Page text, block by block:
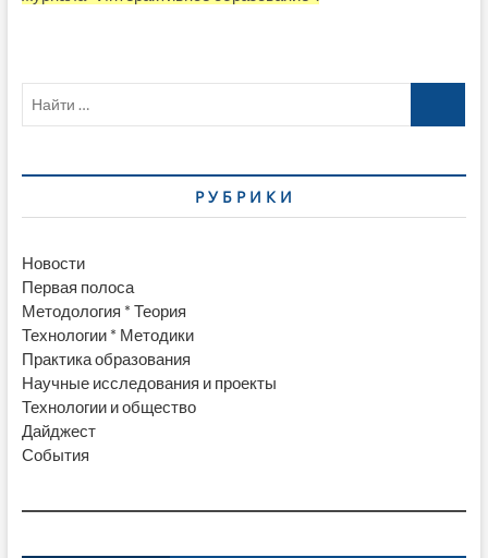
Р У Б Р И К И
Новости
Первая полоса
Методология * Теория
Технологии * Методики
Практика образования
Научные исследования и проекты
Технологии и общество
Дайджест
События